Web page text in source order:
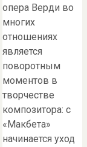
опера Верди во
многих
отношениях
является
поворотным
моментов в
творчестве
композитора: с
«Макбета»
начинается уход